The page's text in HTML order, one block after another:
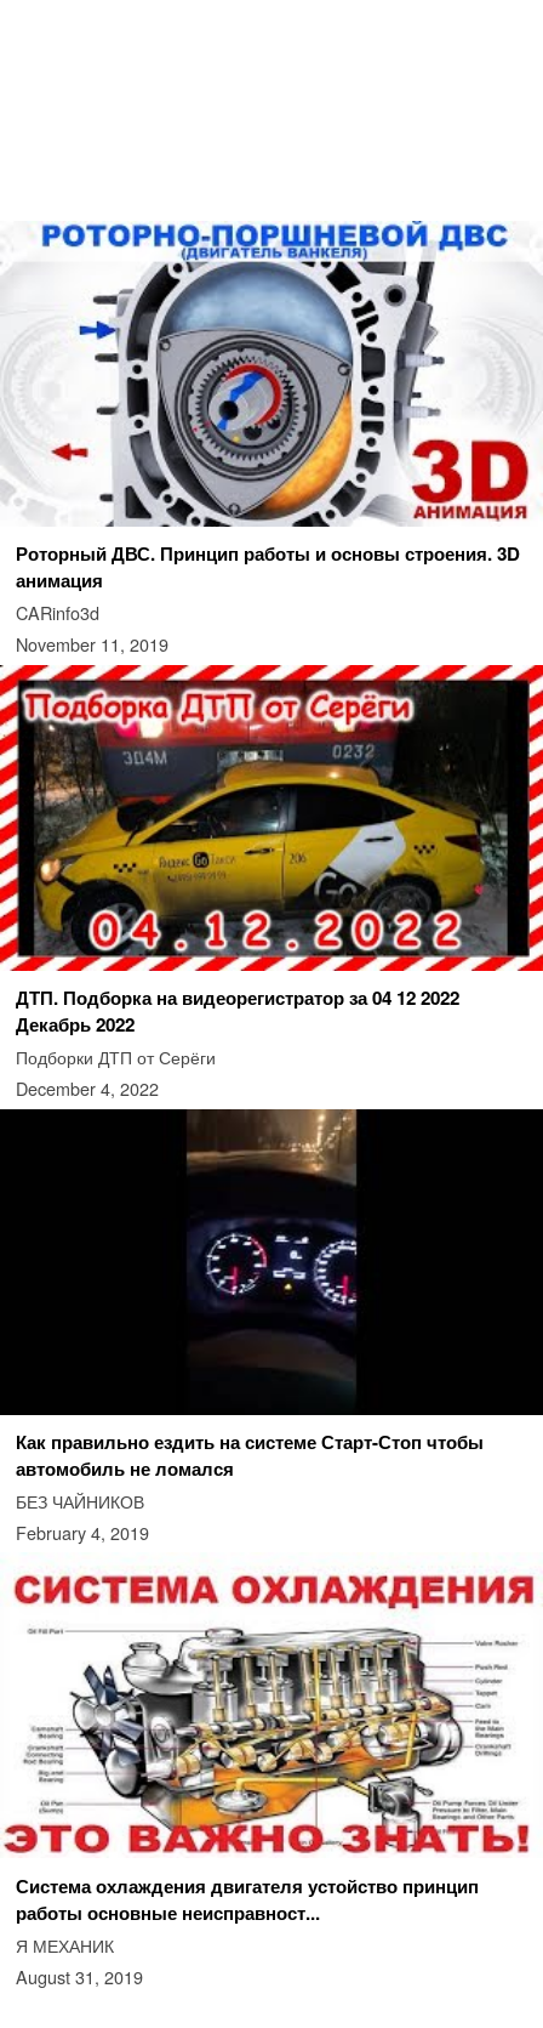
Роторный ДВС. Принцип работы и основы строения. 3D
анимация
CARinfo3d
November 11, 2019
ДТП. Подборка на видеорегистратор за 04 12 2022
Декабрь 2022
Подборки ДТП от Серёги
December 4, 2022
Как правильно ездить на системе Старт-Стоп чтобы
автомобиль не ломался
БЕЗ ЧАЙНИКОВ
February 4, 2019
Система охлаждения двигателя устойство принцип
работы основные неисправност...
Я МЕХАНИК
August 31, 2019